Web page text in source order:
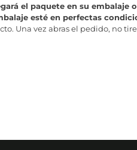
el paquete en su embalaje
esté en perfectas
Una vez abras el pedido, no